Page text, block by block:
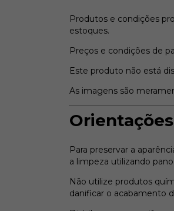
Produtos e condições
estoques.
Preços e condições de
Este produto não está
As imagens são
Para preservar a
a limpeza utilizando
Não utilize produtos
danificar o acabamento